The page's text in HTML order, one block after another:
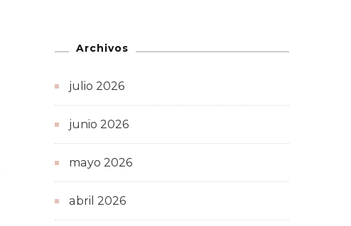
Archivos
julio 2026
junio 2026
mayo 2026
abril 2026